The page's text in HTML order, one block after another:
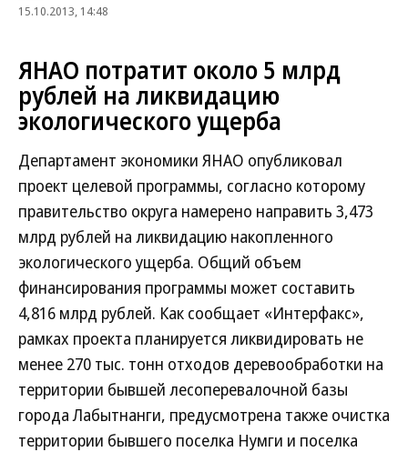
15.10.2013, 14:48
ЯНАО потратит около 5 млрд
рублей на ликвидацию
экологического ущерба
Департамент экономики ЯНАО опубликовал
проект целевой программы, согласно которому
правительство округа намерено направить 3,473
млрд рублей на ликвидацию накопленного
экологического ущерба. Общий объем
финансирования программы может составить
4,816 млрд рублей. Как сообщает «Интерфакс»,
рамках проекта планируется ликвидировать не
менее 270 тыс. тонн отходов деревообработки на
территории бывшей лесоперевалочной базы
города Лабытнанги, предусмотрена также очистка
территории бывшего поселка Нумги и поселка